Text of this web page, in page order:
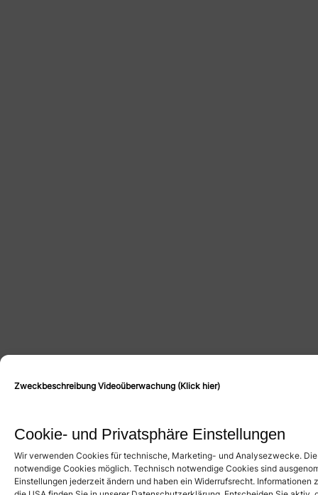
Zweckbeschreibung Videoüberwachung (Klick hier)
Cookie- und Privatsphäre Einstellungen
Wir verwenden Cookies für technische, Marketing- und Analysezwecke.
notwendige Cookies möglich. Technisch notwendige Cookies sind
Einstellungen jederzeit ändern und haben ein Widerrufsrecht. Informationen